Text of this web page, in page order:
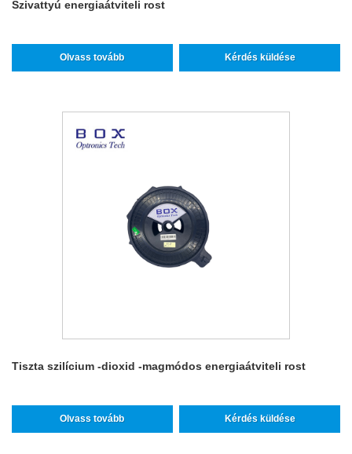
Szivattyú energiaátviteli rost
Olvass tovább Kérdés küldése
Tiszta szilícium -dioxid -magmódos energiaátviteli rost
Olvass tovább Kérdés küldése